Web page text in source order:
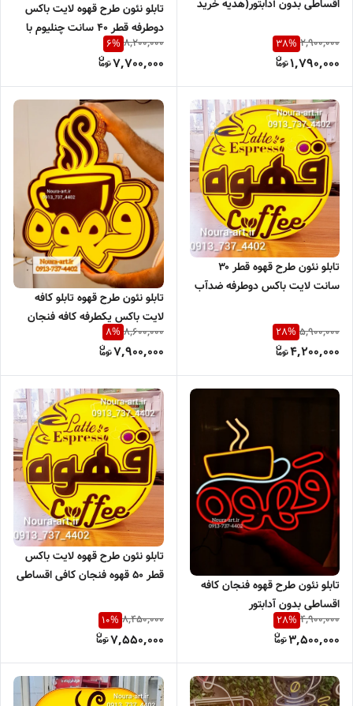
اقساطی بدون آدابتور(هدیه خرید
2,900,000
38%
1,790,000
تابلو نئون طرح قهوه لایت باکس
دوطرفه قطر ۴۰ سانت چنلیوم با
لبه ساده طلایی لایت باکس قهوه
فنجان ضد آب کافی اقساطی
8,200,000
6%
7,700,000
تابلو نئون طرح قهوه قطر ۳۰
سانت لایت باکس دوطرفه ضدآب
5,900,000
28%
4,200,000
تابلو نئون طرح قهوه تابلو کافه
لایت باکس یکطرفه کافه فنجان
پی
8,600,000
8%
7,900,000
تابلو نئون طرح قهوه فنجان کافه
اقساطی بدون آدابتور
4,900,000
28%
3,500,000
تابلو نئون طرح قهوه لایت باکس
قطر ۵۰ قهوه فنجان کافی اقساطی
8,450,000
10%
7,550,000